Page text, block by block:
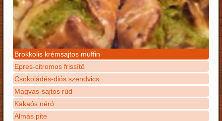
Brokkolis krémsajtos muffin
Epres-citromos frissítő
Csokoládés-diós szendvics
Magvas-sajtos rúd
Kakaós néró
Almás pite